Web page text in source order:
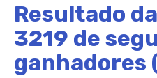
Resultado
3219 de
ganhadores